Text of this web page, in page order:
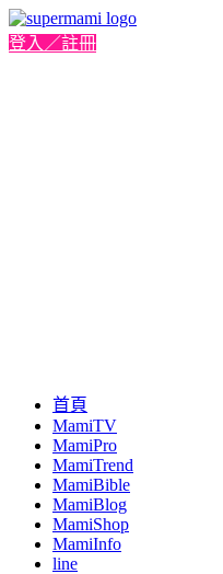
登入／註冊
首頁
MamiTV
MamiPro
MamiTrend
MamiBible
MamiBlog
MamiShop
MamiInfo
line